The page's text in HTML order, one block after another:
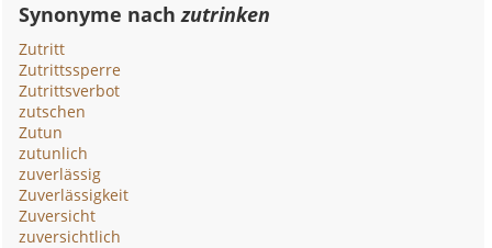
Synonyme nachzutrinken
Zutritt
Zutrittssperre
Zutrittsverbot
zutschen
Zutun
zutunlich
zuverlässig
Zuverlässigkeit
Zuversicht
zuversichtlich